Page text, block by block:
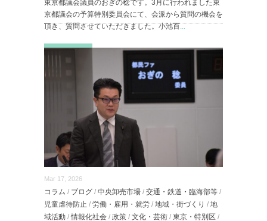
東京都議会議員のおぎの稔です。3月に行われました東
京都議会の予算特別委員会にて、会派から質問の機会を
頂き、質問させていただきました。小池百...
Mar 17, 2026
コラム / ブログ / 中央卸売市場 / 交通・鉄道・臨海部等 /
児童虐待防止 / 労働・雇用・就労 / 地域・街づくり / 地
域活動 /情報化社会 / 政策 / 文化・芸術 / 東京・特別区 /